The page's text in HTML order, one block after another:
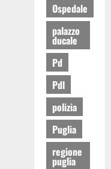
Ospedale
palazzo
ducale
Pd
Pdl
polizia
Puglia
regione
puglia